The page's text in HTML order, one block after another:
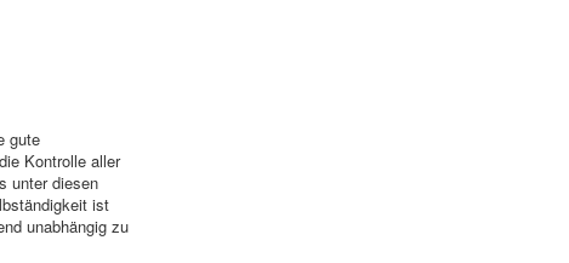
gute
Kontrolle aller
unter diesen
ist
unabhängig zu